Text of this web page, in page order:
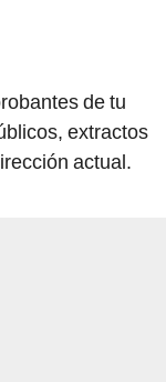
de tu
extractos
actual.